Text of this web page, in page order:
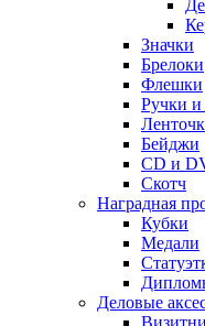
Значки
Брелоки
Флешки
Ручки и
Бейджи
CD и
Скотч
Наградная
Кубки
Медали
Деловые